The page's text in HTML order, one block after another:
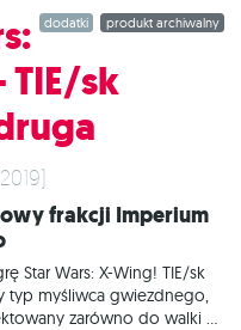
Imperium. W tym
wszystko, co niezbędne,
produkt archiwalny
dodatki
TIE/sk
Star Wars: X-Wing! TIE/sk
typ myśliwca gwiezdnego,
zarówno do walki w